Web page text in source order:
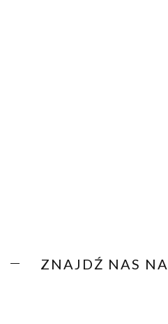
ZNAJDŹ NAS